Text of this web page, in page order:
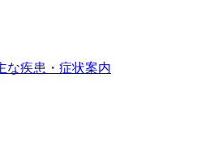
な疾患・症状案内